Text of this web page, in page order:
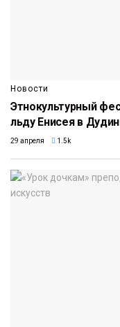
Новости
Этнокультурный
льду Енисея в
29 апреля 1.5k